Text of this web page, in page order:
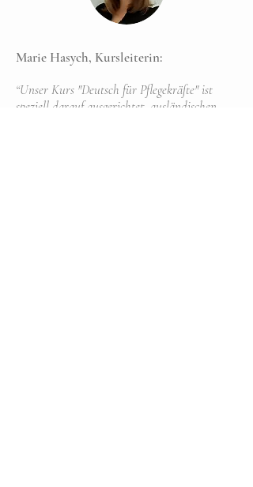
Marie Hasych, Kursleiterin:
“Unser Kurs "Deutsch für Pflegekräfte" ist
speziell darauf ausgerichtet, ausländischen